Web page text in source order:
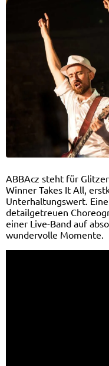
ABBAcz steht für
Winner Takes It All,
Unterhaltungswert.
detailgetreuen
einer Live-Band auf
wundervolle Momente.